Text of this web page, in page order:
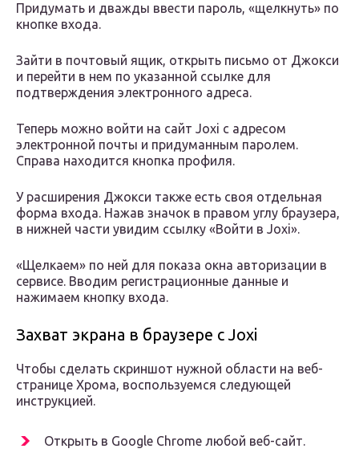
Придумать и дважды ввести пароль, «щелкнуть» по
кнопке входа.
Зайти в почтовый ящик, открыть письмо от Джокси
и перейти в нем по указанной ссылке для
подтверждения электронного адреса.
Теперь можно войти на сайт Joxi с адресом
электронной почты и придуманным паролем.
Справа находится кнопка профиля.
У расширения Джокси также есть своя отдельная
форма входа. Нажав значок в правом углу браузера,
в нижней части увидим ссылку «Войти в Joxi».
«Щелкаем» по ней для показа окна авторизации в
сервисе. Вводим регистрационные данные и
нажимаем кнопку входа.
Захват экрана в браузере с Joxi
Чтобы сделать скриншот нужной области на веб-
странице Хрома, воспользуемся следующей
инструкцией.
Открыть в Google Chrome любой веб-сайт.